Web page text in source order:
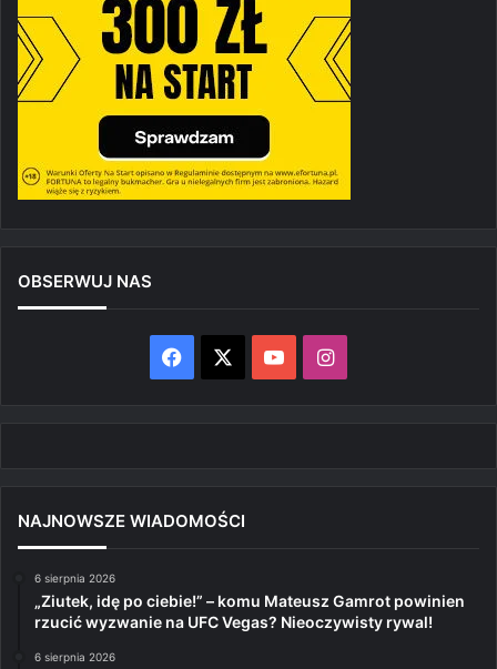
OBSERWUJ NAS
Facebook YouTubeInstagram
NAJNOWSZE WIADOMOŚCI
6 sierpnia 2026
„Ziutek, idę po ciebie!” – komu Mateusz Gamrot powinien
rzucić wyzwanie na UFC Vegas? Nieoczywisty rywal!
6 sierpnia 2026